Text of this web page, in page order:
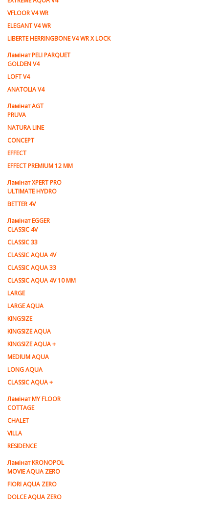
VFLOOR V4 WR
ELEGANT V4 WR
LIBERTE HERRINGBONE V4 WR X LOCK
Ламiнат PELI PARQUET
GOLDEN V4
LOFT V4
ANATOLIA V4
Ламiнат AGT
PRUVA
NATURA LINE
CONCEPT
EFFECT
EFFECT PREMIUM 12 MM
Ламінат XPERT PRO
ULTIMATE HYDRO
BETTER 4V
Ламiнат EGGER
CLASSIC 4V
CLASSIC 33
CLASSIC AQUA 4V
CLASSIC AQUA 33
CLASSIC AQUA 4V 10 MM
LARGE
LARGE AQUA
KINGSIZE
KINGSIZE AQUA
KINGSIZE AQUA +
MEDIUM AQUA
LONG AQUA
CLASSIC AQUA +
Ламінат MY FLOOR
COTTAGE
CHALET
VILLA
RESIDENCE
Ламiнат KRONOPOL
MOVIE AQUA ZERO
FIORI AQUA ZERO
DOLCE AQUA ZERO